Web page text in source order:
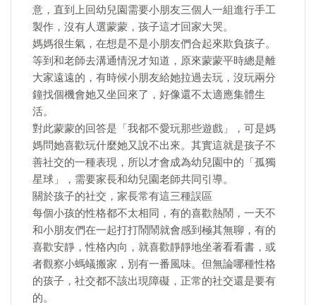
意，直到上回幼兒園需要小朋友三個人一組進行手工
製作，沒有人選蒙蒙，孩子這才回家大哭。
媽媽很生氣，在想是不是小朋友們合起來欺負孩子。
等到和老師去溝通情況才知道，原來蒙蒙平時總是離
大家遠遠的，有時候小朋友給她拉過去玩，沒玩兩分
鐘找個機會她又坐回來了，好像還不太適應集體生
活。
對此蒙蒙的回答是「我都不愛玩那些遊戲」，可是媽
媽問她喜歡玩什麼她又說不出來。其實這就是孩子不
善社交的一種表現，所以才會成為幼兒園中的「孤獨
星球」，需要家長和幼兒園老師共同引導。
關於孩子的社交，家長常有這三種誤區
每個小孩的性格都不太相同，有的喜歡熱鬧，一天不
和小朋友們在一起打打鬧鬧就會感到極其無聊，有的
喜歡安靜，性格內向，就喜歡靜靜地坐著看看書，或
者觀察小螞蟻搬家，別有一番風味。但無論哪種性格
的孩子，社交都不該出現障礙，正常的社交還是要有
的。